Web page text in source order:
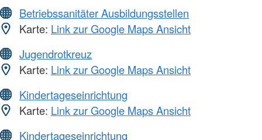
Betriebssanitäter Ausbildungsstellen
Karte: Link zur Google Maps Ansicht
Jugendrotkreuz
Karte: Link zur Google Maps Ansicht
Kindertageseinrichtung
Karte: Link zur Google Maps Ansicht
Kindertageseinrichtung